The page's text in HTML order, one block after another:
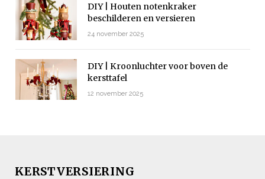
DIY | Houten notenkraker
beschilderen en versieren
24 november 2025
DIY | Kroonluchter voor boven de
kersttafel
12 november 2025
KERSTVERSIERING